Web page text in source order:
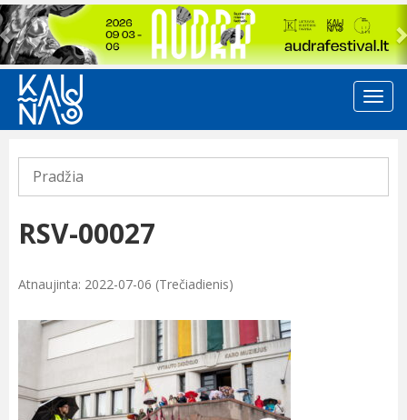
Previous
Pradžia
RSV-00027
Atnaujinta: 2022-07-06 (Trečiadienis)